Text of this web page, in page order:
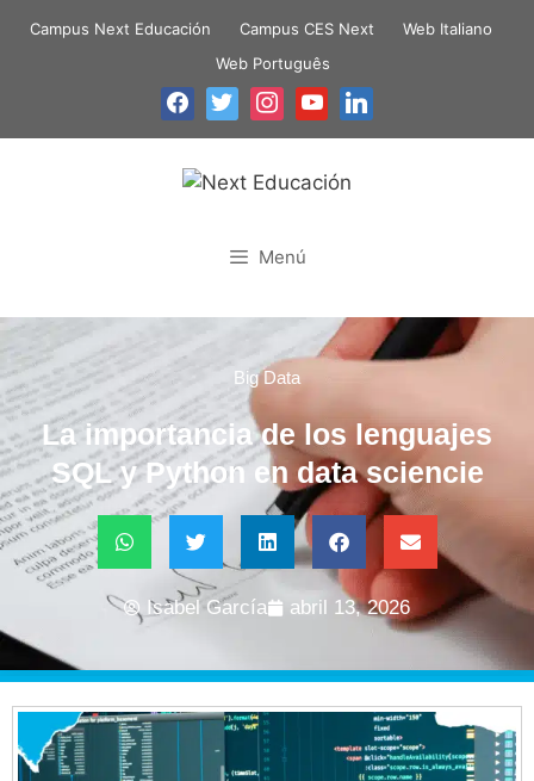
Campus Next Educación Campus CES Next
Web Italiano
Web Português
Menú
Big Data
La importancia de los lenguajes
SQL y Python en data sciencie
Isabel García abril 13, 2026